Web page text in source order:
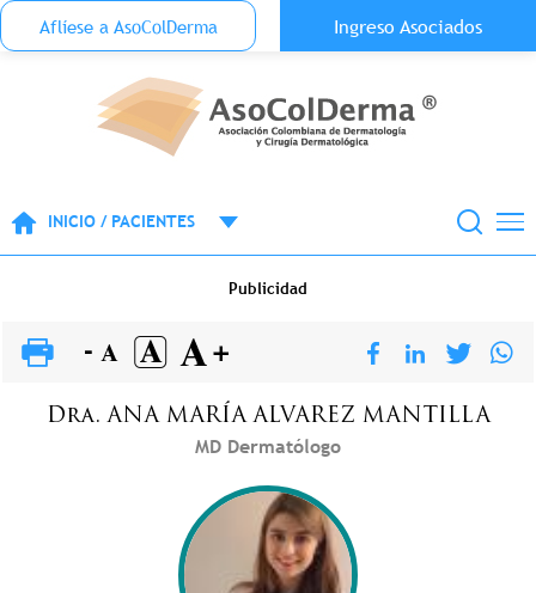
Pasar al contenido principal
Menu Top Anónimo
Aflíese a AsoColDerma Ingreso Asociados
INICIO / PACIENTES
Publicidad
Dra. ANA MARÍA ALVAREZ MANTILLA
MD Dermatólogo